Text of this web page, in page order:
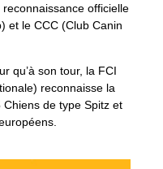
officielle
et le CCC (Club Canin
qu’à son tour, la FCI
reconnaisse la
de type Spitz et